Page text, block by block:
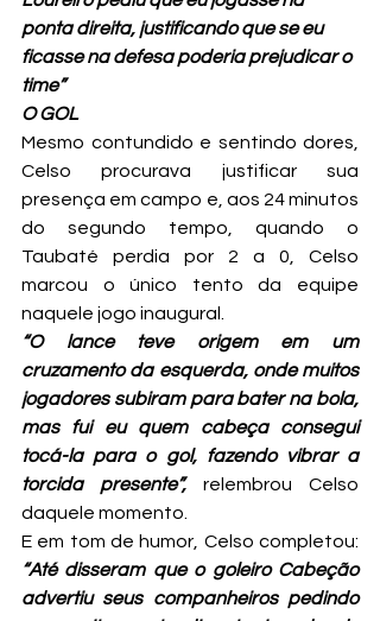
ponta direita, justificando que se eu
ficasse na defesa poderia prejudicar o
time”
O GOL
Mesmo contundido e sentindo dores,
Celso procurava justificar sua
presença em campo e, aos 24 minutos
do segundo tempo, quando o
Taubaté perdia por 2 a 0, Celso
marcou o único tento da equipe
naquele jogo inaugural.
“O lance teve origem em um
cruzamento da esquerda, onde muitos
jogadores subiram para bater na bola,
mas fui eu quem cabeça consegui
tocá-la para o gol, fazendo vibrar a
torcida presente”, relembrou Celso
daquele momento.
“Até disseram que o goleiro Cabeção
advertiu seus companheiros pedindo